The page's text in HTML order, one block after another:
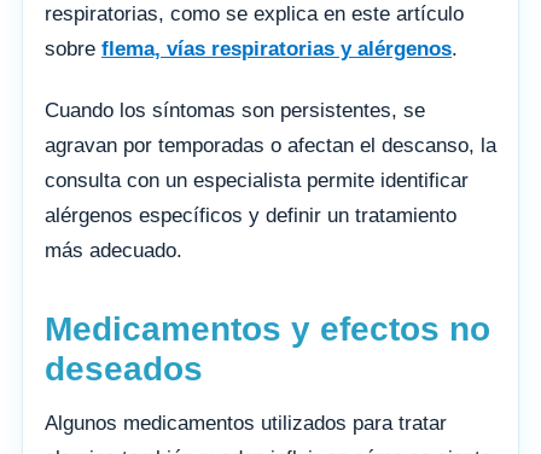
respiratorias, como se explica en este artículo
sobre flema, vías respiratorias y alérgenos.
Cuando los síntomas son persistentes, se
agravan por temporadas o afectan el descanso, la
consulta con un especialista permite identificar
alérgenos específicos y definir un tratamiento
más adecuado.
Medicamentos y efectos no
deseados
Algunos medicamentos utilizados para tratar